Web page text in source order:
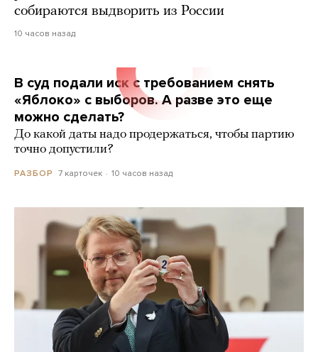
собираются выдворить из России
10 часов назад
В суд подали иск с требованием снять
«Яблоко» с выборов. А разве это еще
можно сделать?
До какой даты надо продержаться, чтобы партию
точно допустили?
РАЗБОР 7 карточек 10 часов назад